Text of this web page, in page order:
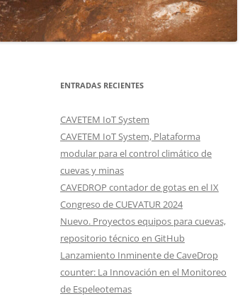
ENTRADAS RECIENTES
CAVETEM IoT System
CAVETEM IoT System, Plataforma
modular para el control climático de
cuevas y minas
CAVEDROP contador de gotas en el IX
Congreso de CUEVATUR 2024
Nuevo. Proyectos equipos para cuevas,
repositorio técnico en GitHub
Lanzamiento Inminente de CaveDrop
counter: La Innovación en el Monitoreo
de Espeleotemas